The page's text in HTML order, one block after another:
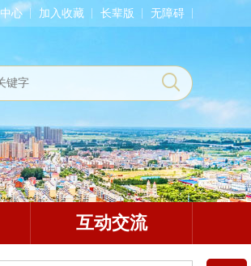
心 加入收藏 长辈版 无障碍
互动交流